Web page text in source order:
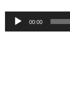
Audio-
Player
00:00